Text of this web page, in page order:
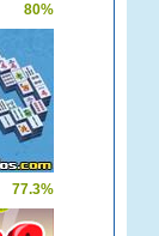
80%
77.3%